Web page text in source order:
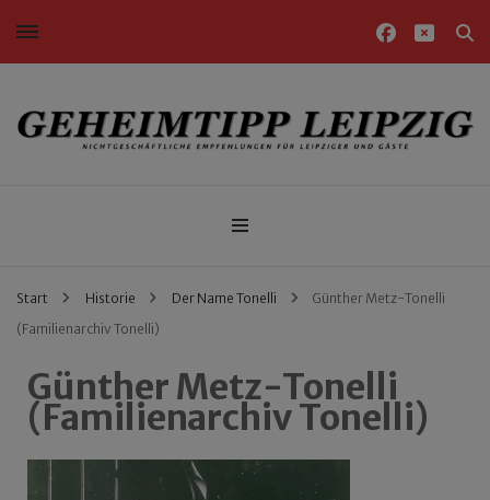
Nichtgeschäftliche Empfehlungen für Leipziger und Gäste
Start Historie Der Name Tonelli
Günther Metz-Tonelli
(Familienarchiv Tonelli)
Günther Metz-Tonelli
(Familienarchiv Tonelli)